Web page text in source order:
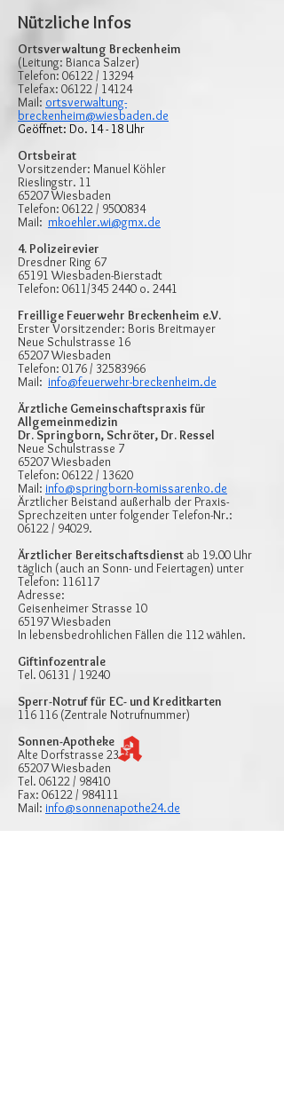
Nützliche Infos
Ortsverwaltung Breckenheim
(Leitung: Bianca Salzer)
Telefon: 06122 / 13294
Telefax: 06122 / 14124
Mail: ortsverwaltung-
breckenheim@wiesbaden.de
Geöffnet: Do. 14 - 18 Uhr
Ortsbeirat
Vorsitzender: Manuel Köhler
Rieslingstr. 11
65207 Wiesbaden
Telefon: 06122 / 9500834
Mail: mkoehler.wi@gmx.de
4. Polizeirevier
Dresdner Ring 67
65191 Wiesbaden-Bierstadt
Telefon: 0611/345 2440 o. 2441
Freillige Feuerwehr Breckenheim e.V.
Erster Vorsitzender: Boris Breitmayer
Neue Schulstrasse 16
65207 Wiesbaden
Telefon: 0176 / 32583966
Mail: info@feuerwehr-breckenheim.de
Ärztliche Gemeinschaftspraxis für
Allgemeinmedizin
Dr. Springborn, Schröter, Dr. Ressel
Neue Schulstrasse 7
65207 Wiesbaden
Telefon: 06122 / 13620
Mail: info@springborn-komissarenko.de
​Ärztlicher Beistand außerhalb der Praxis-
Sprechzeiten unter folgender Telefon-Nr.:
06122 / 94029.
Ärztlicher Bereitschaftsdienst ab 19.00 Uhr
täglich (auch an Sonn- und Feiertagen) unter
Telefon: 116117
Adresse:
Geisenheimer Strasse 10
65197 Wiesbaden
In lebensbedrohlichen Fällen die 112 wählen.
Giftinfozentrale
Tel. 06131 / 19240
Sperr-Notruf für EC- und Kreditkarten
116 116 (Zentrale Notrufnummer)
Sonnen-Apotheke
Alte Dorfstrasse 23
65207 Wiesbaden
Tel. 06122 / 98410
Fax: 06122 / 984111
Mail: info@sonnenapothe24.de